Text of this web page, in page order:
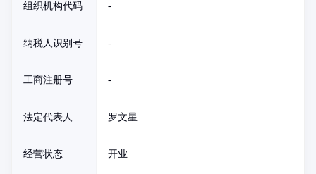
组织机构代码 -
纳税人识别号 -
工商注册号 -
法定代表人 罗文星
经营状态 开业